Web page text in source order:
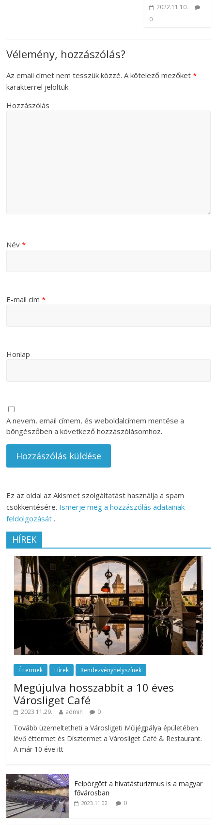
2022.11.10.
0
Vélemény, hozzászólás?
Az email címet nem tesszük közzé. A kötelező mezőket*
karakterrel jelöltük
Hozzászólás
Név*
E-mail cím*
Honlap
A nevem, email címem, és weboldalcímem mentése a
böngészőben a következő hozzászólásomhoz.
Ez az oldal az Akismet szolgáltatást használja a spam
csökkentésére. Ismerje meg a hozzászólás adatainak
feldolgozását .
HÍREK
Éttermek Hírek Rendezvényhelyszínek
Megújulva hosszabbít a 10 éves
Városliget Café
2023.11.29. admin 0
Tovább üzemeltetheti a Városligeti Műjégpálya épületében
lévő éttermet és Dísztermet a Városliget Café & Restaurant.
A már 10 éve itt
Felpörgött a hivatásturizmus is a magyar
fővárosban
2023.11.02. 0